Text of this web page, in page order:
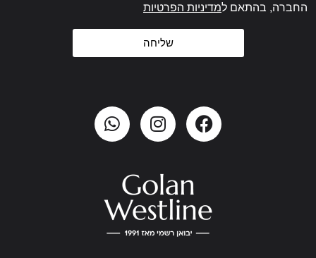
החברה, בהתאם למדיניות הפרטיות
שליחה